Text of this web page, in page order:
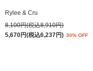
Rylee & Cru
8,100円(税込8,910円)
5,670円(税込6,237円) 30% OFF